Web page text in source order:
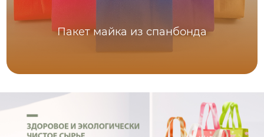
Пакет майка из спанбонда